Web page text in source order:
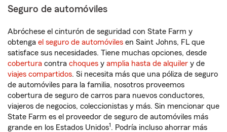
Seguro de automóviles
Abróchese el cinturón de seguridad con State Farm y
obtenga el seguro de automóviles en Saint Johns, FL que
satisface sus necesidades. Tiene muchas opciones, desde
cobertura contra choques y amplia hasta de alquiler y de
viajes compartidos. Si necesita más que una póliza de seguro
de automóviles para la familia, nosotros proveemos
cobertura de seguro de carros para nuevos conductores,
viajeros de negocios, coleccionistas y más. Sin mencionar que
State Farm es el proveedor de seguro de automóviles más
grande en los Estados Unidos1. Podría incluso ahorrar más